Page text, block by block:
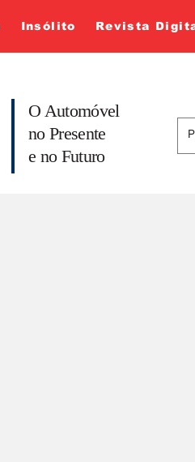
Insólito Revista
O Automóvel
no Presente
e no Futuro